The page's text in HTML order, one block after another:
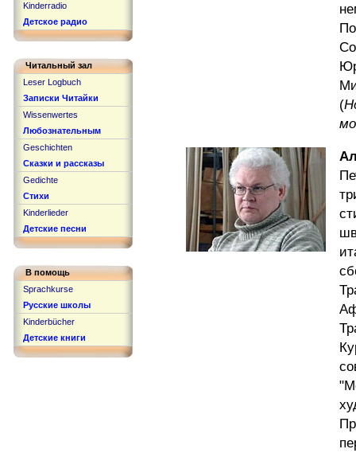
(
Kinderradio
Детское радио
Читальный зал
Leser Logbuch
Записки Читайки
Wissenwertes
Любознательным
Geschichten
Сказки и рассказы
Gedichte
Стихи
Kinderlieder
Детские песни
В помощь
Sprachkurse
Русские школы
Kinderbücher
Детские книги